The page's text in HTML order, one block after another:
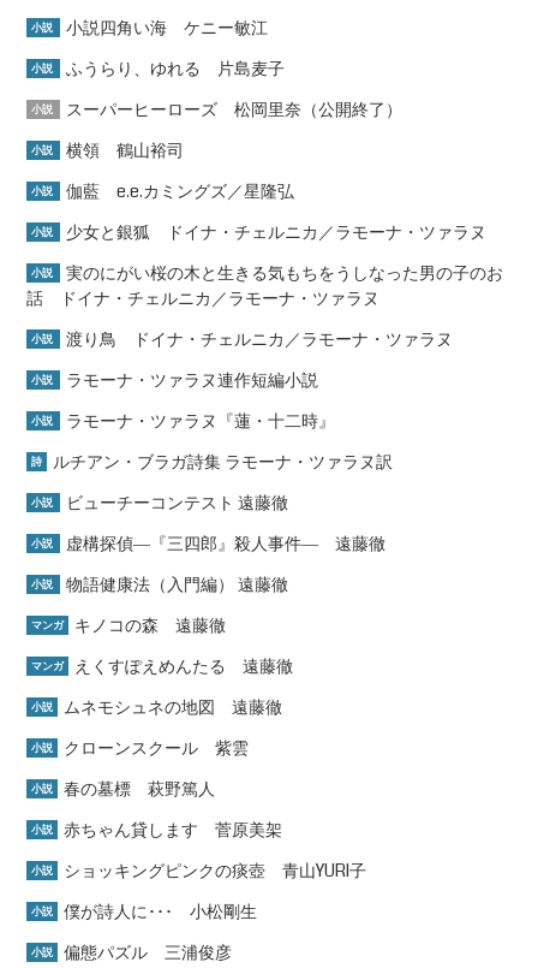
小説 小説四角い海 ケニー敏江
小説 ふうらり、ゆれる 片島麦子
小説 スーパーヒーローズ 松岡里奈（公開終了）
小説 横領 鶴山裕司
小説 伽藍 e.e.カミングズ／星隆弘
小説 少女と銀狐 ドイナ・チェルニカ／ラモーナ・ツァラヌ
小説
実のにがい桜の木と生きる気もちをうしなった男の子のお
話 ドイナ・チェルニカ／ラモーナ・ツァラヌ
小説 渡り鳥 ドイナ・チェルニカ／ラモーナ・ツァラヌ
小説 ラモーナ・ツァラヌ連作短編小説
小説 ラモーナ・ツァラヌ『蓮・十二時』
詩 ルチアン・ブラガ詩集 ラモーナ・ツァラヌ訳
小説 ビューチーコンテスト 遠藤徹
小説 虚構探偵―『三四郎』殺人事件― 遠藤徹
小説 物語健康法（入門編） 遠藤徹
マンガ キノコの森 遠藤徹
マンガ えくすぽえめんたる 遠藤徹
小説 ムネモシュネの地図 遠藤徹
小説 クローンスクール 紫雲
小説 春の墓標 萩野篤人
小説 赤ちゃん貸します 菅原美架
小説 ショッキングピンクの痰壺 青山YURI子
小説 僕が詩人に･･･ 小松剛生
小説 偏態パズル 三浦俊彦